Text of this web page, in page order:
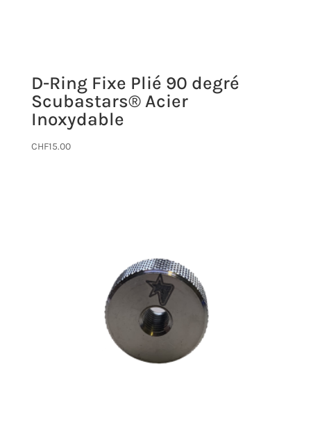
D-Ring Fixe Plié 90 degré
Scubastars® Acier
Inoxydable
CHF15.00